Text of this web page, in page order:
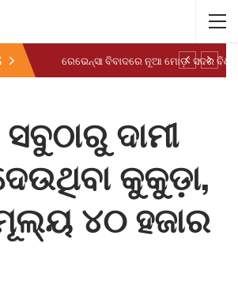
ଦାମୀ
କୁକୁଡ଼ା,
୪୦ ହଜାର